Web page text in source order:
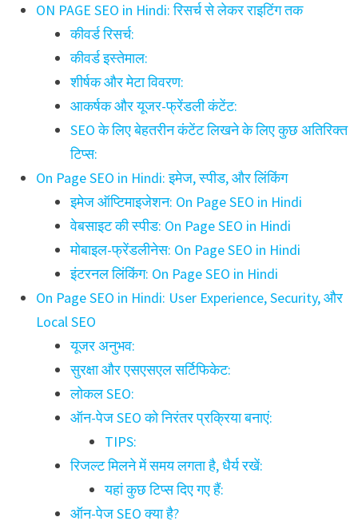
ON PAGE SEO in Hindi: रिसर्च से लेकर राइटिंग तक
कीवर्ड रिसर्च:
कीवर्ड इस्तेमाल:
शीर्षक और मेटा विवरण:
आकर्षक और यूजर-फ्रेंडली कंटेंट:
SEO के लिए बेहतरीन कंटेंट लिखने के लिए कुछ अतिरिक्त
टिप्स:
On Page SEO in Hindi: इमेज, स्पीड, और लिंकिंग
इमेज ऑप्टिमाइजेशन: On Page SEO in Hindi
वेबसाइट की स्पीड: On Page SEO in Hindi
मोबाइल-फ्रेंडलीनेस: On Page SEO in Hindi
इंटरनल लिंकिंग: On Page SEO in Hindi
On Page SEO in Hindi: User Experience, Security, और
Local SEO
यूजर अनुभव:
सुरक्षा और एसएसएल सर्टिफिकेट:
लोकल SEO:
ऑन-पेज SEO को निरंतर प्रक्रिया बनाएं:
TIPS:
रिजल्ट मिलने में समय लगता है, धैर्य रखें:
यहां कुछ टिप्स दिए गए हैं:
ऑन-पेज SEO क्या है?